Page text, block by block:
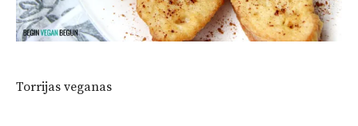
Torrijas veganas